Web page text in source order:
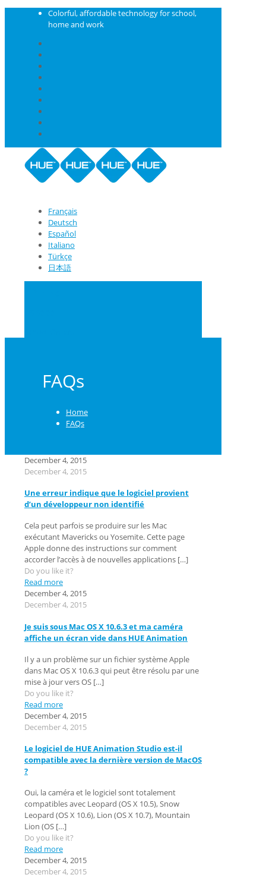
Colorful, affordable technology for school,
home and work
Français
Deutsch
Español
Italiano
Türkçe
日本語
FAQs
Home
FAQs
December 4, 2015
December 4, 2015
Une erreur indique que le logiciel provient
d’un développeur non identifié
Cela peut parfois se produire sur les Mac
exécutant Mavericks ou Yosemite. Cette page
Apple donne des instructions sur comment
accorder l’accès à de nouvelles applications […]
Do you like it?
Read more
December 4, 2015
December 4, 2015
Je suis sous Mac OS X 10.6.3 et ma caméra
affiche un écran vide dans HUE Animation
Il y a un problème sur un fichier système Apple
dans Mac OS X 10.6.3 qui peut être résolu par une
mise à jour vers OS […]
Do you like it?
Read more
December 4, 2015
December 4, 2015
Le logiciel de HUE Animation Studio est-il
compatible avec la dernière version de MacOS
?
Oui, la caméra et le logiciel sont totalement
compatibles avec Leopard (OS X 10.5), Snow
Leopard (OS X 10.6), Lion (OS X 10.7), Mountain
Lion (OS […]
Do you like it?
Read more
December 4, 2015
December 4, 2015